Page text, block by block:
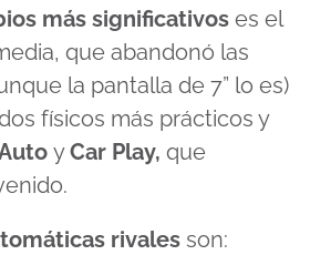
más significativos es el
que abandonó las
la pantalla de 7” lo es)
físicos más prácticos y
yCar Play, que
rivales son: